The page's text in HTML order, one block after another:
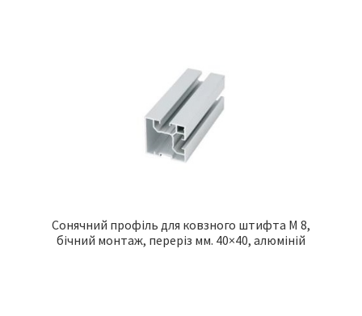
Сонячний профіль для ковзного штифта M 8,
бічний монтаж, переріз мм. 40×40, алюміній